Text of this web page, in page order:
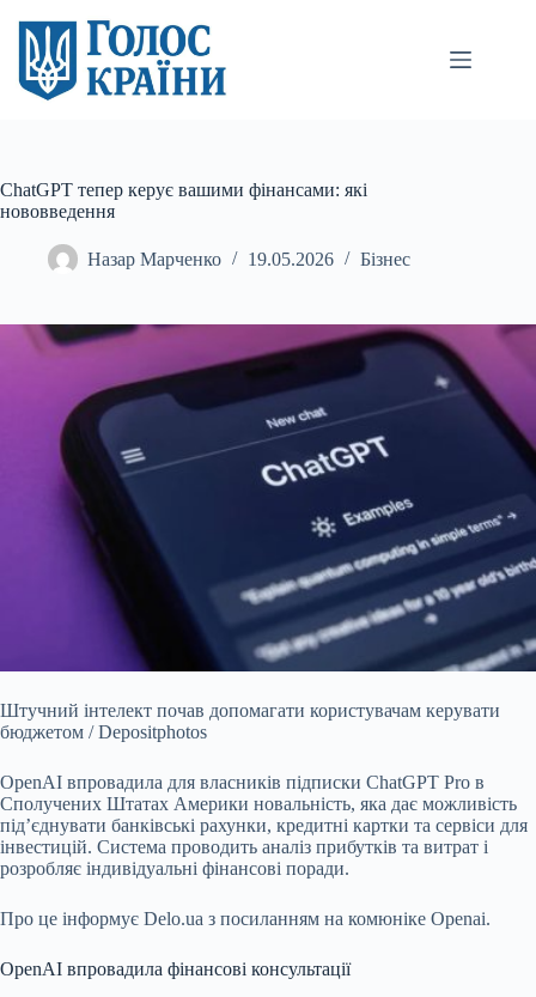
вмісту
ChatGPT тепер керує вашими фінансами: які
нововведення
Назар Марченко 19.05.2026 Бізнес
Штучний інтелект почав допомагати користувачам керувати
бюджетом / Depositphotos
OpenAI впровадила для власників підписки ChatGPT Pro в
Сполучених Штатах Америки новальність, яка дає можливість
під’єднувати банківські рахунки, кредитні картки та сервіси для
інвестицій. Система проводить аналіз прибутків та витрат і
розробляє індивідуальні фінансові поради.
Про це інформує Delo.ua з посиланням на комюніке Openai.
OpenAI впровадила фінансові консультації